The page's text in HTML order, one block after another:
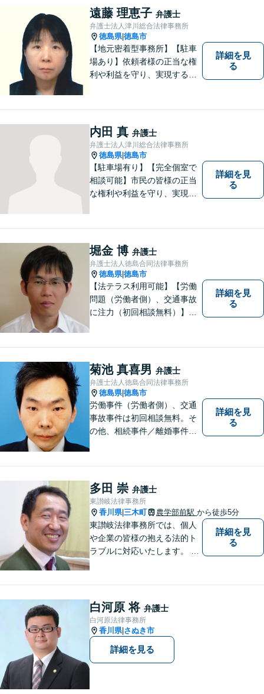
遠藤 理恵子 弁護士
弁護士法人津川総合法律事務所
徳島県|徳島市
【地元密着型事務所】【駐車
場あり】依頼者様の正当な権
利や利益を守り、実現するた
を払い、丁寧に対処してまい
ります。個人・法人問わずあ
らゆる問題に対応可能！
詳細を見
る
内田 真 弁護士
弁護士法人津川総合法律事務所
徳島県|徳島市
【駐車場有り】【完全個室で
相談可能】市民の皆様の正当
な権利や利益を守り、実現す
寧に対応してまいります。ご
相談者様のお話をじっくり聴
き、最適な解決方法をご提案
いたします。
詳細を見
る
堀金 博 弁護士
弁護士法人徳島合同法律事務所
徳島県|徳島市
【法テラス利用可能】【労働
問題（労働者側）、交通事故
に注力（初回相談無料）】市
貸借/消費者問題/離婚/相続/債
務整理など）を中心に、社会
的事件にも対応いたします。
お気軽にご相談ください。
詳細を見
る
菊池 真喜男 弁護士
弁護士法人徳島合同法律事務所
徳島県|徳島市
労働事件（労働者側）、交通
事故事件は初回相談無料。そ
の他、相続事件／離婚事件／
室対応でプライバシーが守ら
れます。【無料駐車場】
詳細を見
る
多田 崇 弁護士
東讃岐法律事務所
香川県| 三木町 農学部前駅 から徒歩5分
東讃岐法律事務所では、個人
や企業の皆様の抱える法的ト
ラブルに対応いたします。 高
詳細を見
る
白河原 将 弁護士
白河原法律事務所
香川県| さぬき市
詳細を見る